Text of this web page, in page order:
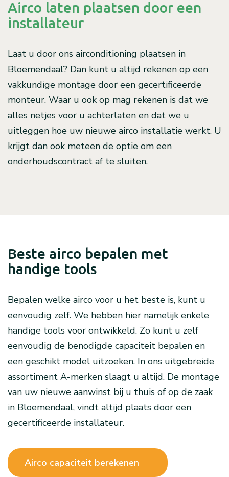
Airco laten plaatsen door een
installateur
Laat u door ons airconditioning plaatsen in
Bloemendaal? Dan kunt u altijd rekenen op een
vakkundige montage door een gecertificeerde
monteur. Waar u ook op mag rekenen is dat we
alles netjes voor u achterlaten en dat we u
uitleggen hoe uw nieuwe airco installatie werkt. U
krijgt dan ook meteen de optie om een
onderhoudscontract af te sluiten.
Beste airco bepalen met
handige tools
Bepalen welke airco voor u het beste is, kunt u
eenvoudig zelf. We hebben hier namelijk enkele
handige tools voor ontwikkeld. Zo kunt u zelf
eenvoudig de benodigde capaciteit bepalen en
een geschikt model uitzoeken. In ons uitgebreide
assortiment A-merken slaagt u altijd. De montage
van uw nieuwe aanwinst bij u thuis of op de zaak
in Bloemendaal, vindt altijd plaats door een
gecertificeerde installateur.
Airco capaciteit berekenen